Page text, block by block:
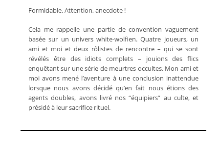
Formidable. Attention, anecdote !
Cela me rappelle une partie de convention vaguement
basée sur un univers white-wolfien. Quatre joueurs, un
ami et moi et deux rôlistes de rencontre – qui se sont
révélés être des idiots complets – jouions des flics
enquêtant sur une série de meurtres occultes. Mon ami et
moi avons mené l’aventure à une conclusion inattendue
lorsque nous avons décidé qu’en fait nous étions des
agents doubles, avons livré nos “équipiers” au culte, et
présidé à leur sacrifice rituel.